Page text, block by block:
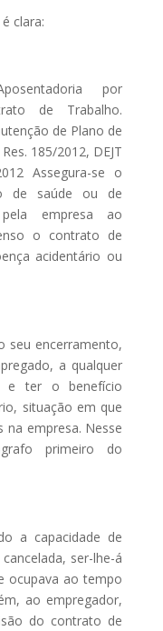
clara:
por
de Trabalho.
de Plano de
185/2012, DEJT
Assegura-se o
de saúde ou de
empresa ao
o contrato de
acidentário ou
seu encerramento,
a qualquer
e ter o benefício
situação em que
na empresa. Nesse
primeiro do
a capacidade de
ser-lhe-á
ocupava ao tempo
ao empregador,
do contrato de